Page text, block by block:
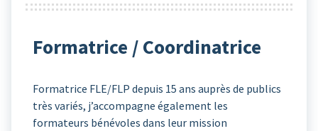
Formatrice / Coordinatrice
Formatrice FLE/FLP depuis 15 ans auprès de publics
très variés, j’accompagne également les
formateurs bénévoles dans leur mission